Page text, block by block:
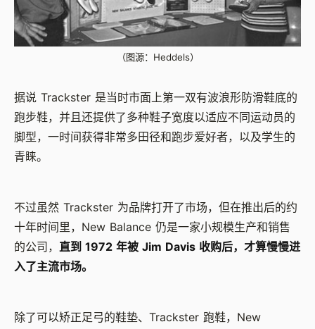
（图源：Heddels）
据说 Trackster 是当时市面上第一双有波浪形防滑鞋底的
跑步鞋，并且还提供了多种鞋子宽度以适应不同运动员的
脚型，一时间获得非常多田径和跑步爱好者，以及学生的
青睐。
不过虽然 Trackster 为品牌打开了市场，但在推出后的约
十年时间里，New Balance 仍是一家小规模生产和销售
的公司， 直到 1972 年被 Jim Davis 收购后，才算慢慢进
入了主流市场。
除了可以矫正足弓的鞋垫、Trackster 跑鞋，New